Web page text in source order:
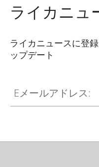
ライカニュ
ライカニュースに登
ップデート